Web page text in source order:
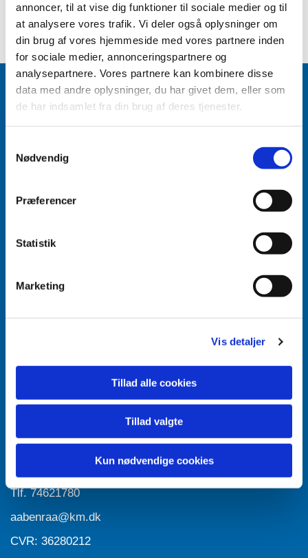
annoncer, til at vise dig funktioner til sociale medier og til
at analysere vores trafik. Vi deler også oplysninger om
din brug af vores hjemmeside med vores partnere inden
for sociale medier, annonceringspartnere og
analysepartnere. Vores partnere kan kombinere disse
data med andre oplysninger, du har givet dem, eller som
de har indsamlet fra din brug af deres tjenester.
Nødvendig
Præferencer
Statistik
Marketing
Vis detaljer
Tillad alle cookies
Tillad valgte
Kun nødvendige cookies
Accepter venligst marketingcookies for at se
dette indhold.
Accepter cookies
Tlf. 74621780
aabenraa@km.dk
CVR: 36280212